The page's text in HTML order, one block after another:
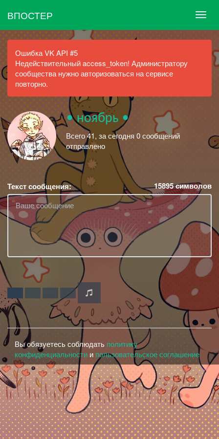
ВПОСТЕР
Ошибка VK API #5
Недействительный access_token! Администратору
сообщества нужно авторизоваться на сервисе
повторно.
• ноябрь •
Всего 41, за сегодня 0 сообщений
отправлено
Текст сообщения: 15895символов
Вы обязуетесь соблюдать политику
конфиденциальности и пользовательское соглашение